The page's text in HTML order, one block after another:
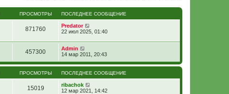
ПРОСМОТРЫ ПОСЛЕДНЕЕ СООБЩЕНИЕ
871760
Predator
22 июл 2025, 01:40
457300
Admin
14 мар 2011, 20:43
ПРОСМОТРЫ ПОСЛЕДНЕЕ СООБЩЕНИЕ
15019
ribachok
12 мар 2021, 14:42